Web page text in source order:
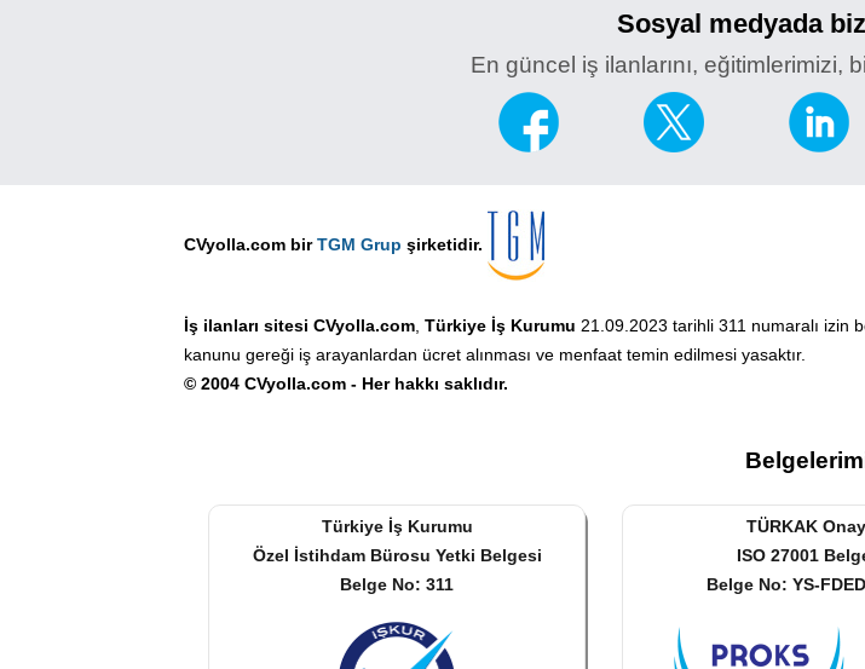
Sosyal medyada
En güncel iş ilanlarını, eğitimlerimizi,
CVyolla.com birTGM Grup şirketidir.
İş ilanları sitesi CVyolla.com, Türkiye İş Kurumu 21.09.2023 tarihli 311 numaralı izin
kanunu gereği iş arayanlardan ücret alınması ve menfaat temin edilmesi yasaktır.
© 2004 CVyolla.com - Her hakkı saklıdır.
Türkiye İş Kurumu
Özel İstihdam Bürosu Yetki Belgesi
Belge No: 311
TÜRKAK
ISO 27001
Belge No: YS-